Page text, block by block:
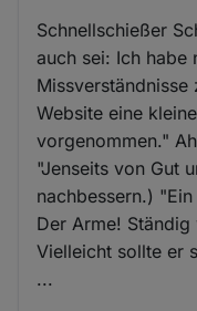
Schnellschießer
auch sei: Ich habe
Website eine
vorgenommen."
"Jenseits von Gut
nachbessern.)
Der Arme!
Vielleicht sollte er
...